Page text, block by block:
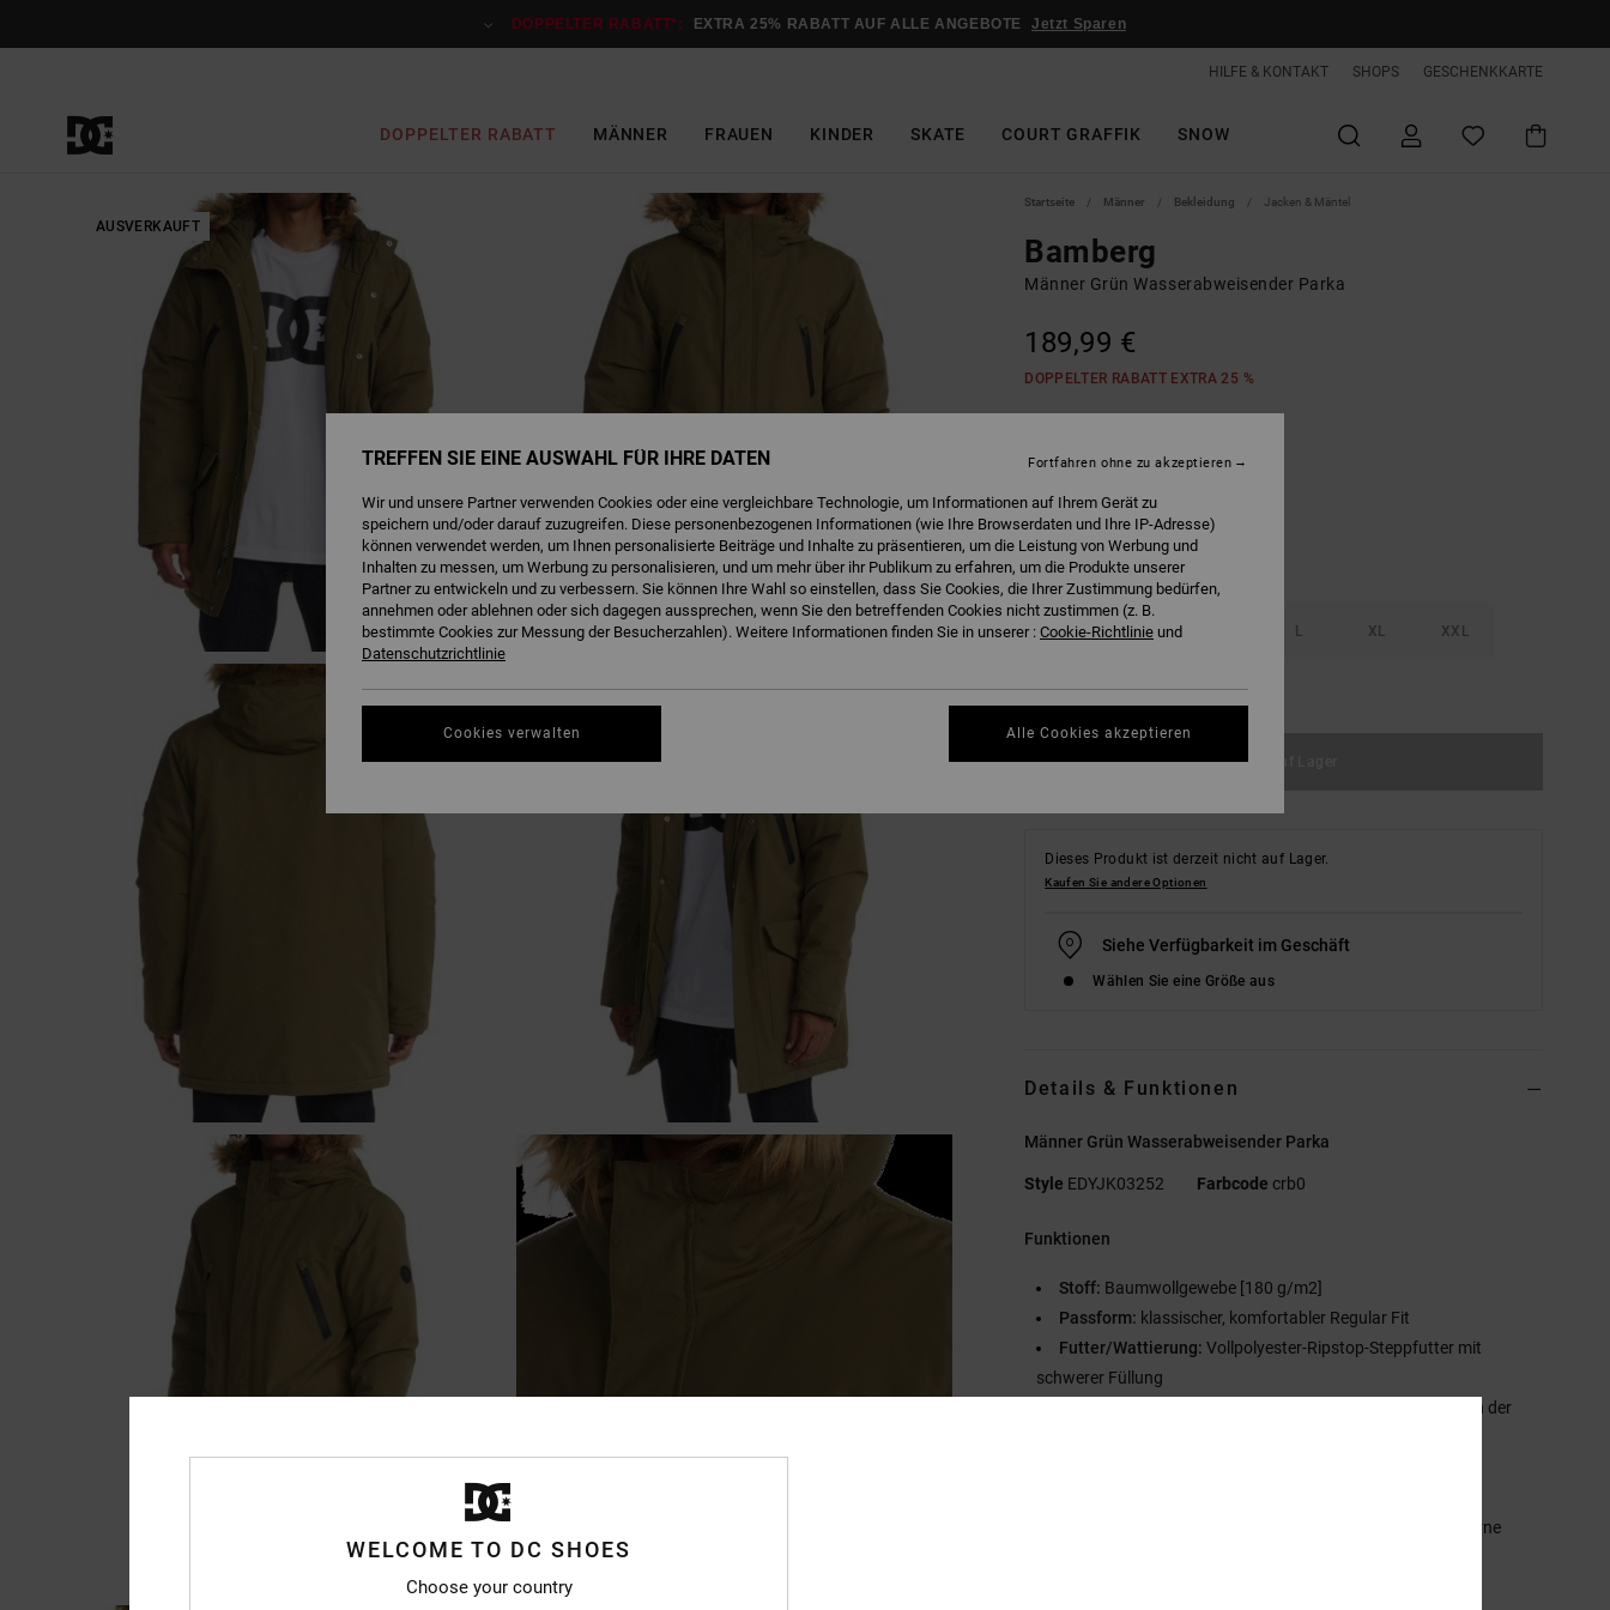
DOPPELTER RABATT*: EXTRA 25% RABATT AUF ALLE ANGEBOTE Jetzt Sparen
HILFE & KONTAKT SHOPS GESCHENKKARTE
DOPPELTER RABATT MÄNNER FRAUEN KINDER SKATE COURT GRAFFIK SNOW
AUSVERKAUFT
Startseite Männer Bekleidung Jacken & Mäntel
Bamberg
Männer Grün Wasserabweisender Parka
189,99 €
DOPPELTER RABATT EXTRA 25 %
XS S L XL XXL
Größentabelle ansehen
Nicht auf Lager
Dieses Produkt ist derzeit nicht auf Lager.
Kaufen Sie andere Optionen
Siehe Verfügbarkeit im Geschäft
Wählen Sie eine Größe aus
Details & Funktionen
Männer Grün Wasserabweisender Parka
Style EDYJK03252 Farbcode crb0
Funktionen
Stoff: Baumwollgewebe [180 g/m2]
Passform: klassischer, komfortabler Regular Fit
Futter/Wattierung: Vollpolyester-Ripstop-Steppfutter mit
schwerer Füllung
aufgesetzte Taschen mit doppeltem Eingang an der
Vislon® Reißverschluss und Druckknöpfe vorne
WELCOME TO DC SHOES
Choose your country
TREFFEN SIE EINE AUSWAHL FÜR IHRE DATEN
Wir und unsere Partner verwenden Cookies oder eine vergleichbare Technologie, um Informationen auf Ihrem Gerät zu
speichern und/oder darauf zuzugreifen. Diese personenbezogenen Informationen (wie Ihre Browserdaten und Ihre IP-Adresse)
können verwendet werden, um Ihnen personalisierte Beiträge und Inhalte zu präsentieren, um die Leistung von Werbung und
Inhalten zu messen, um Werbung zu personalisieren, und um mehr über ihr Publikum zu erfahren, um die Produkte unserer
Partner zu entwickeln und zu verbessern. Sie können Ihre Wahl so einstellen, dass Sie Cookies, die Ihrer Zustimmung bedürfen,
annehmen oder ablehnen oder sich dagegen aussprechen, wenn Sie den betreffenden Cookies nicht zustimmen (z. B.
bestimmte Cookies zur Messung der Besucherzahlen). Weitere Informationen finden Sie in unserer : Cookie-Richtlinie und
Datenschutzrichtlinie
Cookies verwalten
Fortfahren ohne zu akzeptieren
Alle Cookies akzeptieren